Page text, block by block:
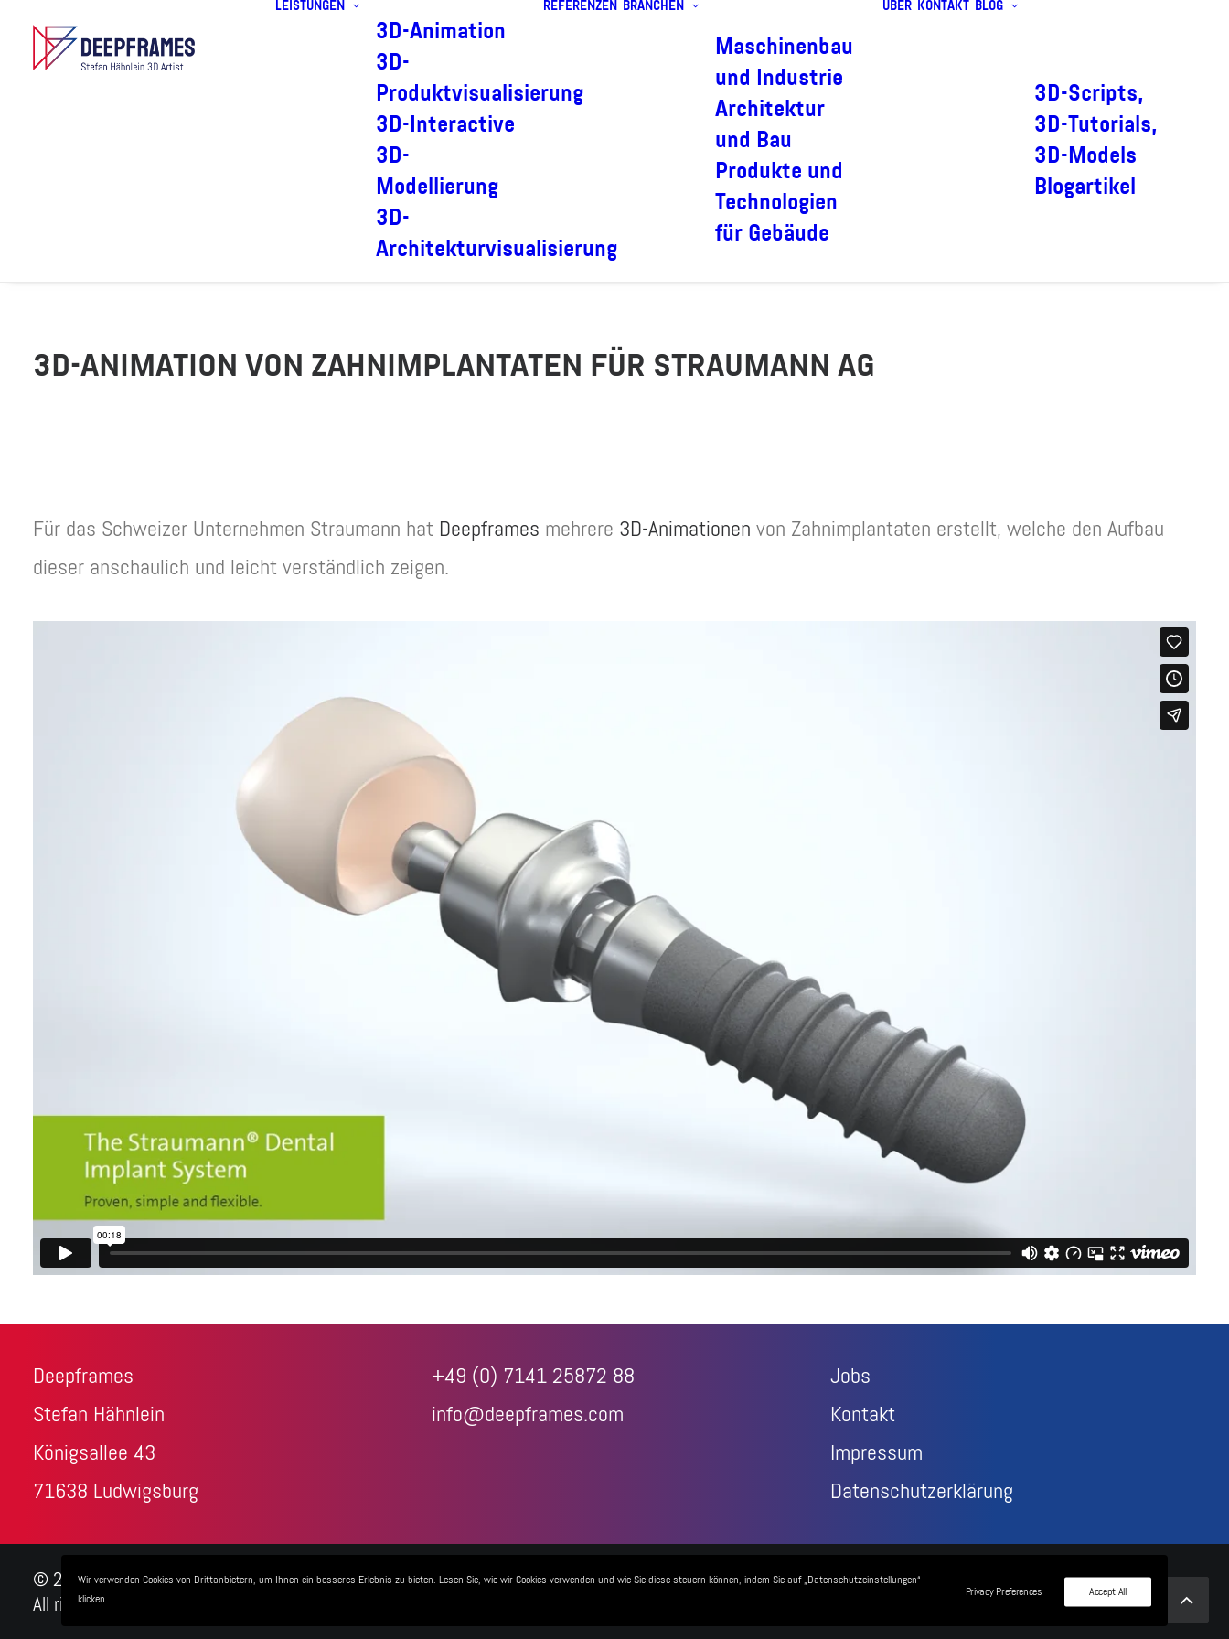
LEISTUNGEN
3D-Animation
3D-
Produktvisualisierung
3D-Interactive
3D-
Modellierung
3D-
Architekturvisualisierung
REFERENZEN BRANCHEN
Maschinenbau
und Industrie
Architektur
und Bau
Produkte und
Technologien
für Gebäude
ÜBER KONTAKT BLOG
3D-Scripts,
3D-Tutorials,
3D-Models
Blogartikel
3D-ANIMATION VON ZAHNIMPLANTATEN FÜR STRAUMANN AG
Für das Schweizer Unternehmen Straumann hat Deepframes mehrere 3D-Animationen von Zahnimplantaten erstellt, welche den Aufbau
dieser anschaulich und leicht verständlich zeigen.
Deepframes
Stefan Hähnlein
Königsallee 43
71638 Ludwigsburg
+49 (0) 7141 25872 88
info@deepframes.com
Jobs
Kontakt
Impressum
Datenschutzerklärung
© 2026 3D-Visualisierungen + 3D-Animationen - Deepframes 3D-Agentur.
All rights reserved
Wir verwenden Cookies von Drittanbietern, um Ihnen ein besseres Erlebnis zu bieten. Lesen Sie, wie wir Cookies verwenden und wie Sie diese steuern können, indem Sie auf „Datenschutzeinstellungen“
klicken.
Privacy Preferences Accept All